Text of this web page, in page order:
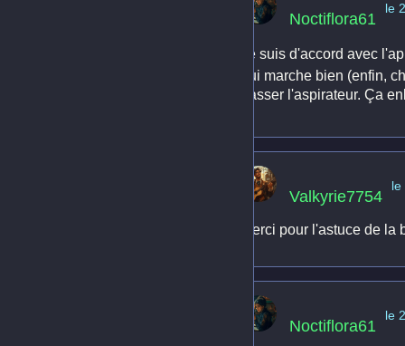
Noctiflora61
le
Je suis d'accord avec
qui marche bien (enfin,
passer l'aspirateur. Ça
Valkyrie7754
le
Merci pour l'astuce de
Noctiflora61
le